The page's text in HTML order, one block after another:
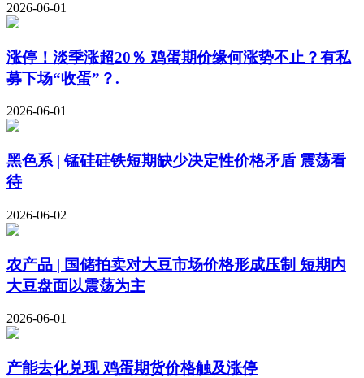
2026-06-01
涨停！淡季涨超20％ 鸡蛋期价缘何涨势不止？有私
募下场“收蛋”？.
2026-06-01
黑色系 | 锰硅硅铁短期缺少决定性价格矛盾 震荡看
待
2026-06-02
农产品 | 国储拍卖对大豆市场价格形成压制 短期内
大豆盘面以震荡为主
2026-06-01
产能去化兑现 鸡蛋期货价格触及涨停